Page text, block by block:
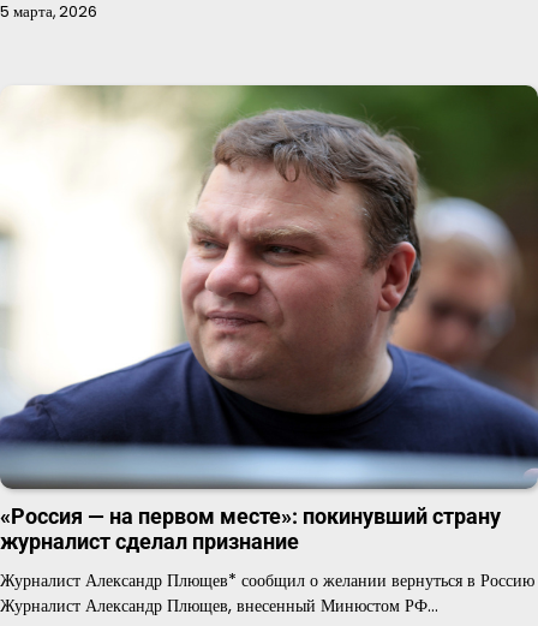
5 марта, 2026
«Россия — на первом месте»: покинувший страну
журналист сделал признание
Журналист Александр Плющев* сообщил о желании вернуться в Россию
Журналист Александр Плющев, внесенный Минюстом РФ…